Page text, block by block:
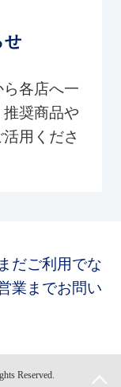
せ
各店へ一
奨商品や
用くださ
だご利用でな
業までお問い
Reserved.